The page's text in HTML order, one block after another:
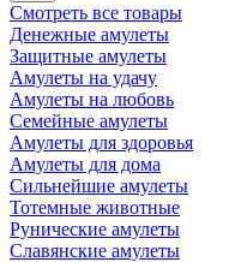
Смотреть все товары
Денежные амулеты
Защитные амулеты
Амулеты на удачу
Амулеты на любовь
Семейные амулеты
Амулеты для здоровья
Амулеты для дома
Сильнейшие амулеты
Тотемные животные
Рунические амулеты
Славянские амулеты